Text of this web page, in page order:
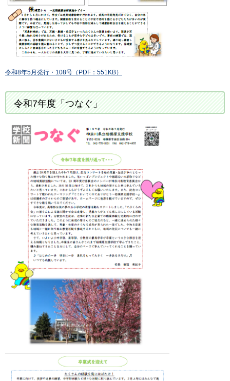
令和8年5月発行・108号（PDF：551KB）
令和7年度「つなぐ」